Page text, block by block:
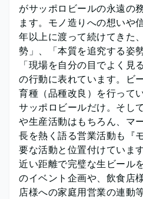
がサッポロビールの永遠の
ます。モノ造りへの想いや
年以上に渡って続けてきた
勢」、「本質を追究する姿
「現場を自分の目でよく見
の行動に表れています。ビ
育種（品種改良）を行って
サッポロビールだけ。そし
や生産活動はもちろん、マ
長を熱く語る営業活動も『
要な活動と位置付けていま
近い距離で完璧な生ビール
のイベント企画や、飲食店
店様への家庭用営業の連動